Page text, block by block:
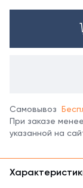
в
Самовывоз
При заказе
указанной на